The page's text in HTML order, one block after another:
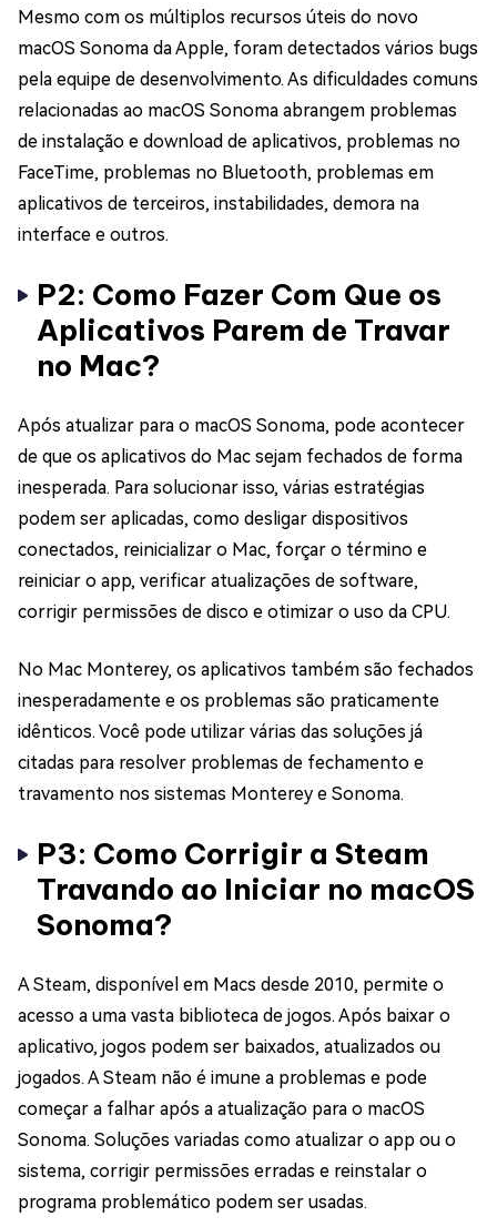
Mesmo com os múltiplos recursos úteis do novo
macOS Sonoma da Apple, foram detectados vários bugs
pela equipe de desenvolvimento. As dificuldades comuns
relacionadas ao macOS Sonoma abrangem problemas
de instalação e download de aplicativos, problemas no
FaceTime, problemas no Bluetooth, problemas em
aplicativos de terceiros, instabilidades, demora na
interface e outros.
P2: Como Fazer Com Que os
Aplicativos Parem de Travar
no Mac?
Após atualizar para o macOS Sonoma, pode acontecer
de que os aplicativos do Mac sejam fechados de forma
inesperada. Para solucionar isso, várias estratégias
podem ser aplicadas, como desligar dispositivos
conectados, reinicializar o Mac, forçar o término e
reiniciar o app, verificar atualizações de software,
corrigir permissões de disco e otimizar o uso da CPU.
No Mac Monterey, os aplicativos também são fechados
inesperadamente e os problemas são praticamente
idênticos. Você pode utilizar várias das soluções já
citadas para resolver problemas de fechamento e
travamento nos sistemas Monterey e Sonoma.
P3: Como Corrigir a Steam
Travando ao Iniciar no macOS
Sonoma?
A Steam, disponível em Macs desde 2010, permite o
acesso a uma vasta biblioteca de jogos. Após baixar o
aplicativo, jogos podem ser baixados, atualizados ou
jogados. A Steam não é imune a problemas e pode
começar a falhar após a atualização para o macOS
Sonoma. Soluções variadas como atualizar o app ou o
sistema, corrigir permissões erradas e reinstalar o
programa problemático podem ser usadas.